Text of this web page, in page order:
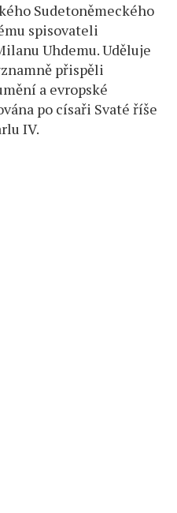
Sudetoněmeckého
spisovateli
Uhdemu. Uděluje
přispěli
a evropské
po císaři Svaté říše
IV.